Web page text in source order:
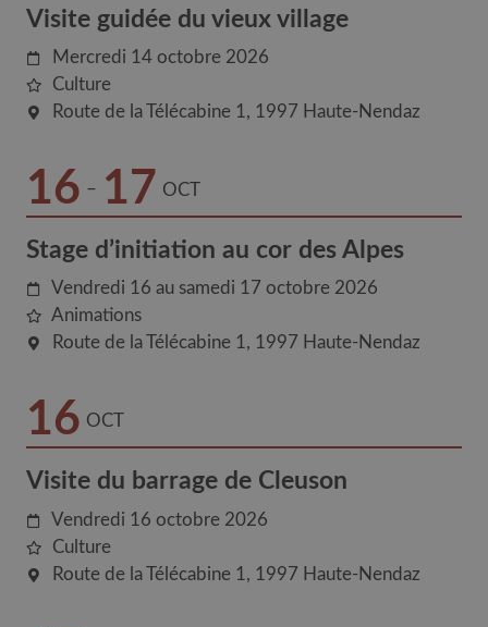
Visite guidée du vieux village
Mercredi 14 octobre 2026
Culture
Route de la Télécabine 1
1997 Haute-Nendaz
16 – 17 OCT
Stage d’initiation au cor des Alpes
Vendredi 16 au samedi 17 octobre 2026
Animations
Route de la Télécabine 1 1997 Haute-Nendaz
16 OCT
Visite du barrage de Cleuson
Vendredi 16 octobre 2026
Culture
Route de la Télécabine 1
1997 Haute-Nendaz